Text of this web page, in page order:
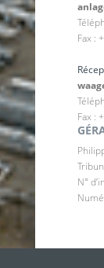
Fax :
Fax :
N°